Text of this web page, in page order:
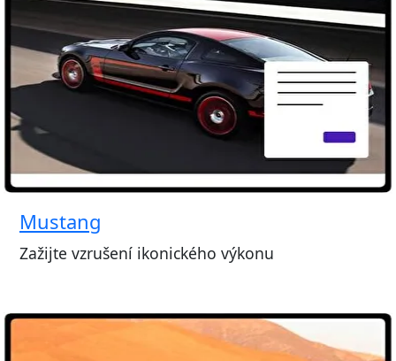
Mustang
Zažijte vzrušení ikonického výkonu